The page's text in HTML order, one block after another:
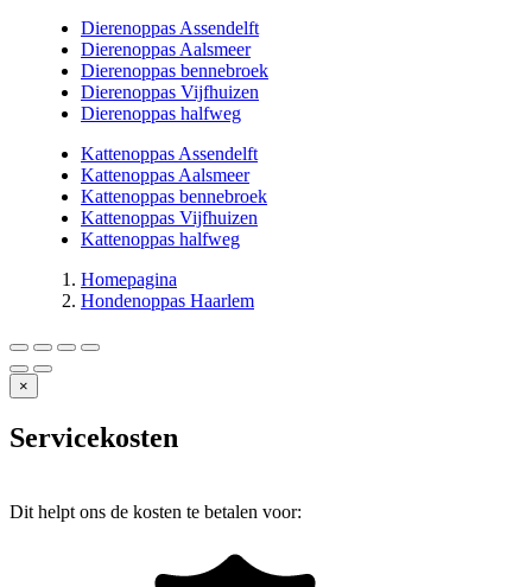
Dierenoppas Assendelft
Dierenoppas Aalsmeer
Dierenoppas bennebroek
Dierenoppas Vijfhuizen
Dierenoppas halfweg
Kattenoppas Assendelft
Kattenoppas Aalsmeer
Kattenoppas bennebroek
Kattenoppas Vijfhuizen
Kattenoppas halfweg
Homepagina
Hondenoppas Haarlem
×
Servicekosten
Dit helpt ons de kosten te betalen voor: